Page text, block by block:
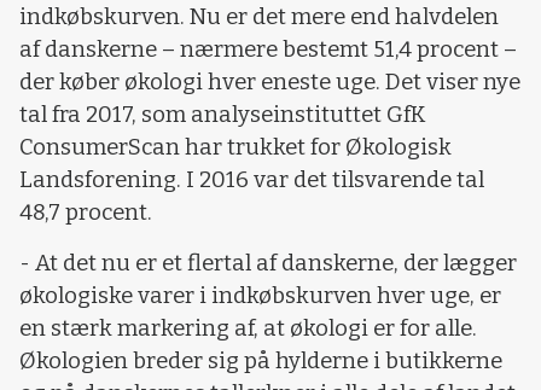
indkøbskurven. Nu er det mere end halvdelen
af danskerne – nærmere bestemt 51,4 procent –
der køber økologi hver eneste uge. Det viser nye
tal fra 2017, som analyseinstituttet GfK
ConsumerScan har trukket for Økologisk
Landsforening. I 2016 var det tilsvarende tal
48,7 procent.
- At det nu er et flertal af danskerne, der lægger
økologiske varer i indkøbskurven hver uge, er
en stærk markering af, at økologi er for alle.
Økologien breder sig på hylderne i butikkerne